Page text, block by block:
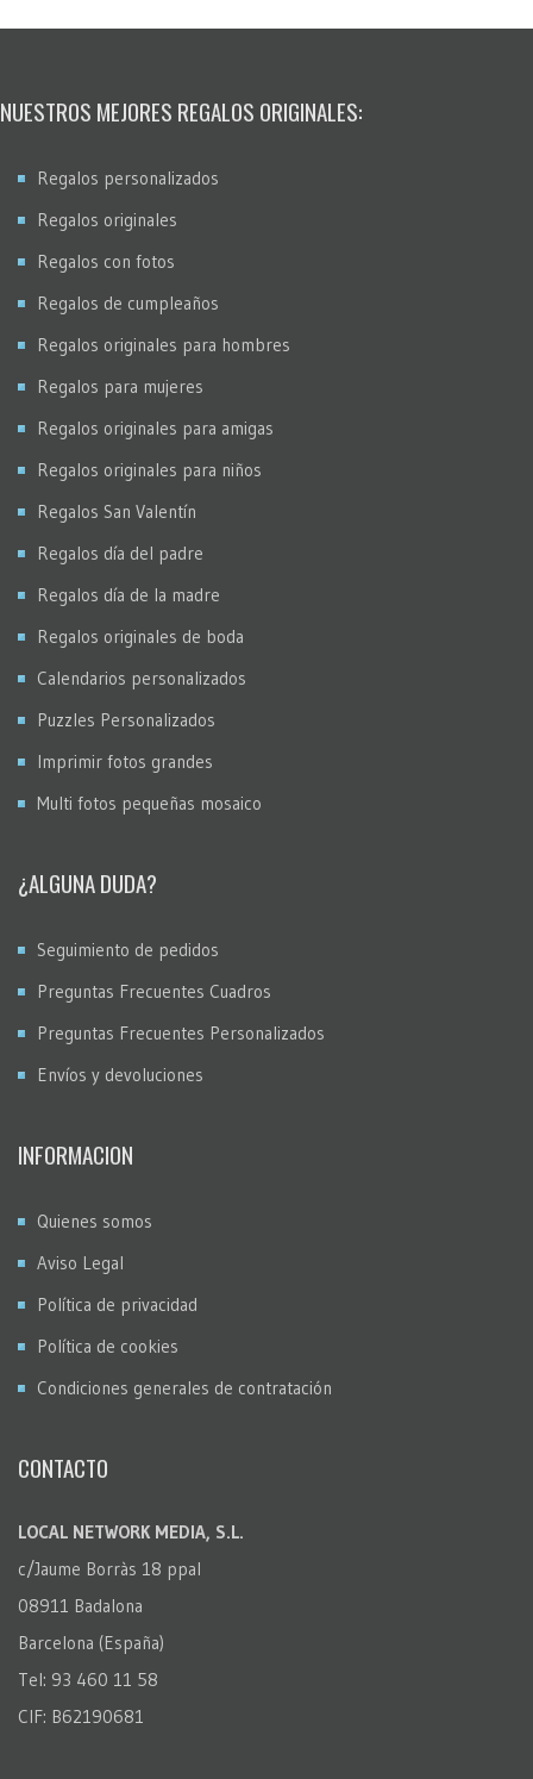
NUESTROS MEJORES REGALOS ORIGINALES:
Regalos personalizados
Regalos originales
Regalos con fotos
Regalos de cumpleaños
Regalos originales para hombres
Regalos para mujeres
Regalos originales para amigas
Regalos originales para niños
Regalos San Valentín
Regalos día del padre
Regalos día de la madre
Regalos originales de boda
Calendarios personalizados
Puzzles Personalizados
Imprimir fotos grandes
Multi fotos pequeñas mosaico
¿ALGUNA DUDA?
Seguimiento de pedidos
Preguntas Frecuentes Cuadros
Preguntas Frecuentes Personalizados
Envíos y devoluciones
INFORMACION
Quienes somos
Aviso Legal
Política de privacidad
Política de cookies
Condiciones generales de contratación
CONTACTO
LOCAL NETWORK MEDIA, S.L.
c/Jaume Borràs 18 ppal
08911 Badalona
Barcelona (España)
Tel: 93 460 11 58
CIF: B62190681